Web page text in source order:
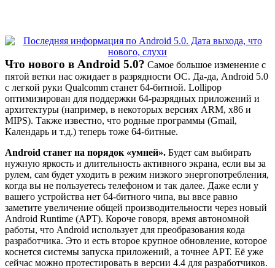
Что нового в Android 5.0? Самое большое изменение с
пятой ветки нас ожидает в разрядности ОС. Да-да, Android 5.0
с легкой руки Qualcomm станет 64-битной. Lollipop
оптимизирован для поддержки 64-разрядных приложений и
архитектуры (например, в некоторых версиях ARM, x86 и
MIPS). Также известно, что родные программы (Gmail,
Календарь и т.д.) теперь тоже 64-битные.
Android станет на порядок «умней». Будет сам выбирать
нужную яркость и длительность активного экрана, если вы за
рулем, сам будет уходить в режим низкого энергопотребления,
когда вы не пользуетесь телефоном и так далее. Даже если у
вашего устройства нет 64-битного чипа, вы ввсе равно
заметите увеличение общей производительности через новый
Android Runtime (АРТ). Короче говоря, время автономной
работы, что Android использует для преобразования кода
разработчика. Это и есть второе крупное обновление, которое
коснется системы запуска приложений, а точнее АРТ. Её уже
сейчас можно протестировать в версии 4.4 для разработчиков.